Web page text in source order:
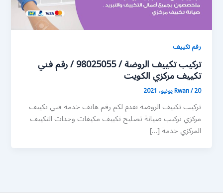
رقم تكييف
تركيب تكييف الروضة / 98025055 / رقم فني
تكييف مركزي الكويت
Rwan/20 يونيو، 2021
تركيب تكييف الروضة نقدم لكم رقم هاتف خدمة فني تكييف
مركزي تركيب صيانة تصليح تكييف مكيفات وحدات التكييف
المركزي خدمة […]